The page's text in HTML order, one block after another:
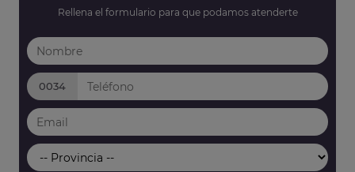
Rellena el formulario para que podamos atenderte
0034